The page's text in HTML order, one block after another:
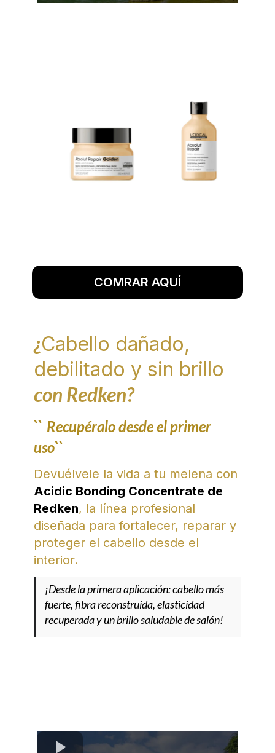
COMRAR AQUÍ
¿Cabello dañado,
debilitado y sin brillo
con Redken?
`` Recupéralo desde el primer
uso``
Devuélvele la vida a tu melena con
Acidic Bonding Concentrate de
Redken, la línea profesional
diseñada para fortalecer, reparar y
proteger el cabello desde el
interior.
¡Desde la primera aplicación: cabello más
fuerte, fibra reconstruida, elasticidad
recuperada y un brillo saludable de salón!